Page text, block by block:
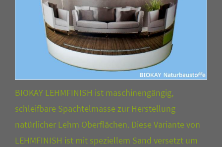
BIOKAY LEHMFINISH ist maschinengängig,
schleifbare Spachtelmasse zur Herstellung
natürlicher Lehm Oberflächen. Diese Variante von
LEHMFINISH ist mit speziellem Sand versetzt um